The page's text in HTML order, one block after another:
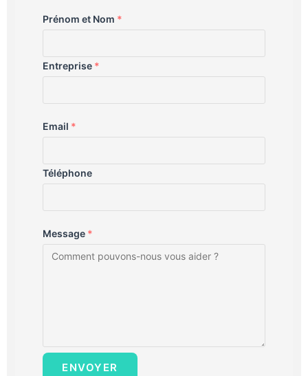
Prénom et Nom *
Entreprise *
Email *
Téléphone
Message *
ENVOYER